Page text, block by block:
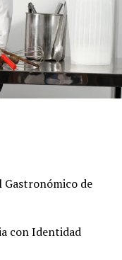
Gastronómico de
con Identidad